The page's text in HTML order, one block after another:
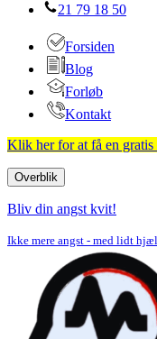
21 79 18 50
Forsiden
Blog
Forløb
Kontakt
Klik her for at få en gratis
Overblik
Navigation
menu
Bliv din angst kvit!
Ikke mere angst - med lidt